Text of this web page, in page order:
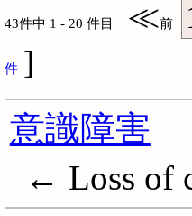
43件中 1 - 20 件目 ≪前
件 ]
意識障害
← Loss of